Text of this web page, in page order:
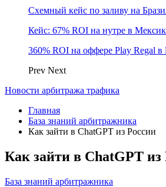
Схемный кейс по заливу на
Кейс: 67% ROI на нутре в
360% ROI на оффере Play Regal
Prev Next
Новости арбитража трафика
Главная
База знаний арбитражника
Как зайти в ChatGPT из России
Как зайти в ChatGPT из
База знаний арбитражника